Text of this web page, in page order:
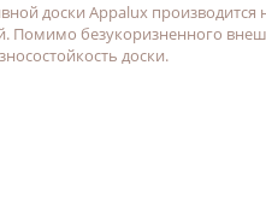
доски Appalux
Помимо безукоризненного
доски.